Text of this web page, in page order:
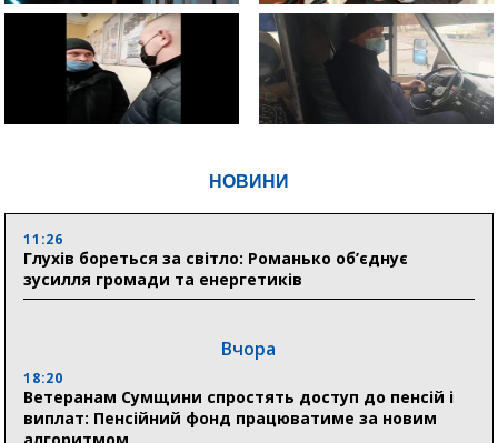
НОВИНИ
11:26
Глухів бореться за світло: Романько об’єднує
зусилля громади та енергетиків
Вчора
18:20
Ветеранам Сумщини спростять доступ до пенсій і
виплат: Пенсійний фонд працюватиме за новим